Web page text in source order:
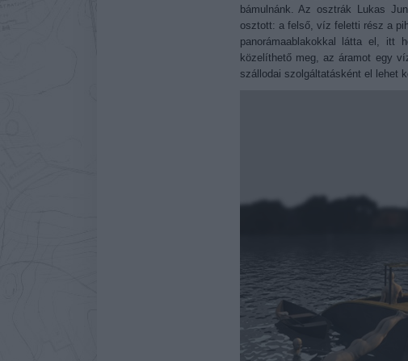
bámulnánk. Az osztrák Lukas
osztott: a felső, víz feletti rész a
panorámaablakokkal látta el, itt
közelíthető meg, az áramot egy
szállodai szolgáltatásként el lehet